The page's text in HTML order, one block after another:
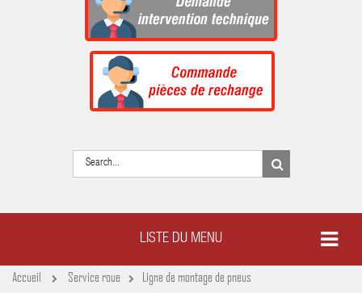
LISTE DU MENU
Accueil Service roue Ligne de montage de pneus